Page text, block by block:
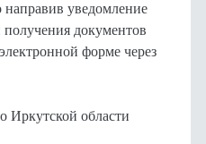
уведомление
документов
форме через
области